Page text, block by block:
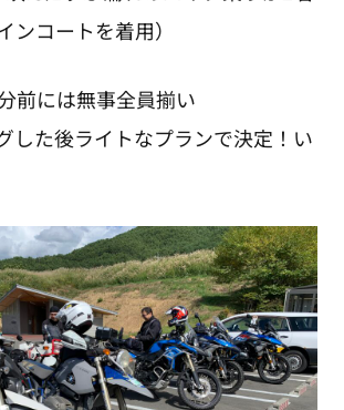
ンコートを着用）
前には無事全員揃い
した後ライトなプランで決定！い